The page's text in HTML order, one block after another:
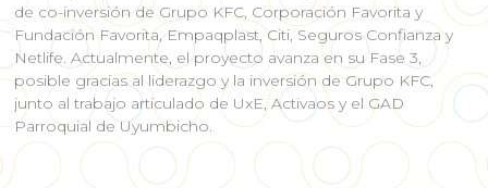
de co-inversión de Grupo KFC, Corporación Favorita y
Fundación Favorita, Empaqplast, Citi, Seguros Confianza y
Netlife. Actualmente, el proyecto avanza en su Fase 3,
posible gracias al liderazgo y la inversión de Grupo KFC,
junto al trabajo articulado de UxE, Activaos y el GAD
Parroquial de Uyumbicho.